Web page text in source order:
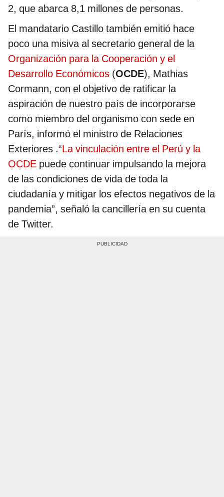
2, que abarca 8,1 millones de personas.
El mandatario Castillo también emitió hace
poco una misiva al secretario general de la
Organización para la Cooperación y el
Desarrollo Económicos (OCDE), Mathias
Cormann, con el objetivo de ratificar la
aspiración de nuestro país de incorporarse
como miembro del organismo con sede en
París, informó el ministro de Relaciones
Exteriores .“La vinculación entre el Perú y la
OCDE puede continuar impulsando la mejora
de las condiciones de vida de toda la
ciudadanía y mitigar los efectos negativos de la
pandemia”, señaló la cancillería en su cuenta
de Twitter.